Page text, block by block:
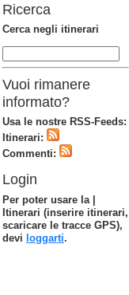
Ricerca
Cerca negli itinerari
Vuoi rimanere
informato?
Usa le nostre RSS-Feeds:
Itinerari:
Commenti:
Login
Per poter usare la |
Itinerari (inserire itinerari,
scaricare le tracce GPS),
devi loggarti.